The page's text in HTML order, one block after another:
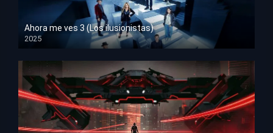
Ahora me ves 3 (Los ilusionistas)
2025
HD 1080p